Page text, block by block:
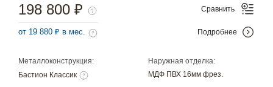
Металлоконструкция:
Бастион Классик
Наружная отделка:
МДФ ПВХ 16мм фрез.
198 800 ₽
от 19 880 ₽ в мес.
Сравнить
Подробнее